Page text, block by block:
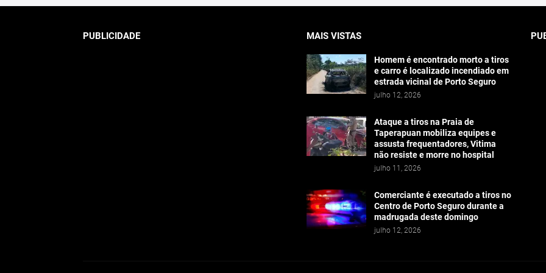
PUBLICIDADE MAIS VISTAS
Homem é encontrado morto a tiros
e carro é localizado incendiado em
estrada vicinal de Porto Seguro
julho 12, 2026
Ataque a tiros na Praia de
Taperapuan mobiliza equipes e
assusta frequentadores, Vitima
não resiste e morre no hospital
julho 11, 2026
Comerciante é executado a tiros no
Centro de Porto Seguro durante a
madrugada deste domingo
julho 12, 2026